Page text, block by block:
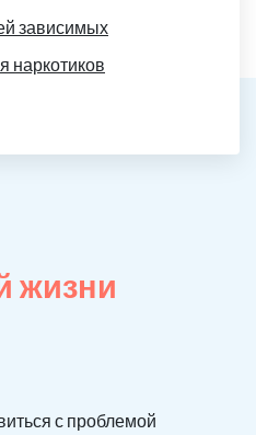
зависимых
наркотиков
жизни
с проблемой